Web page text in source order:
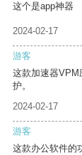
这个是app神器
2024-02-17
游客
这款加速器VPM
护。
2024-02-17
游客
这款办公软件的